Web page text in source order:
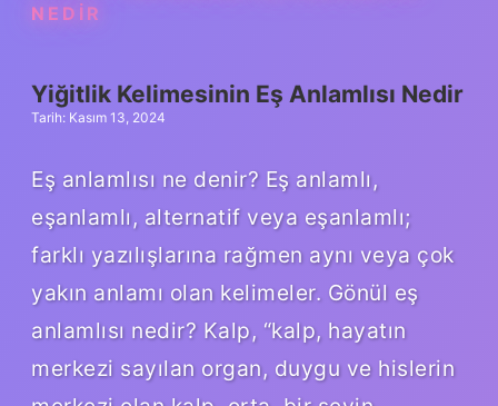
NEDIR
Yiğitlik Kelimesinin Eş Anlamlısı Nedir
Tarih: Kasım 13, 2024
Eş anlamlısı ne denir? Eş anlamlı,
eşanlamlı, alternatif veya eşanlamlı;
farklı yazılışlarına rağmen aynı veya çok
yakın anlamı olan kelimeler. Gönül eş
anlamlısı nedir? Kalp, “kalp, hayatın
merkezi sayılan organ, duygu ve hislerin